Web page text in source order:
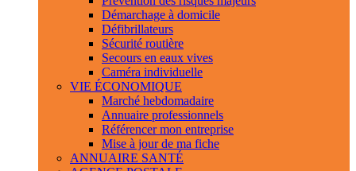
Démarchage à domicile
Défibrillateurs
Sécurité routière
Secours en eaux vives
Caméra individuelle
VIE ÉCONOMIQUE
Marché hebdomadaire
Annuaire professionnels
Référencer mon entreprise
Mise à jour de ma fiche
ANNUAIRE SANTÉ